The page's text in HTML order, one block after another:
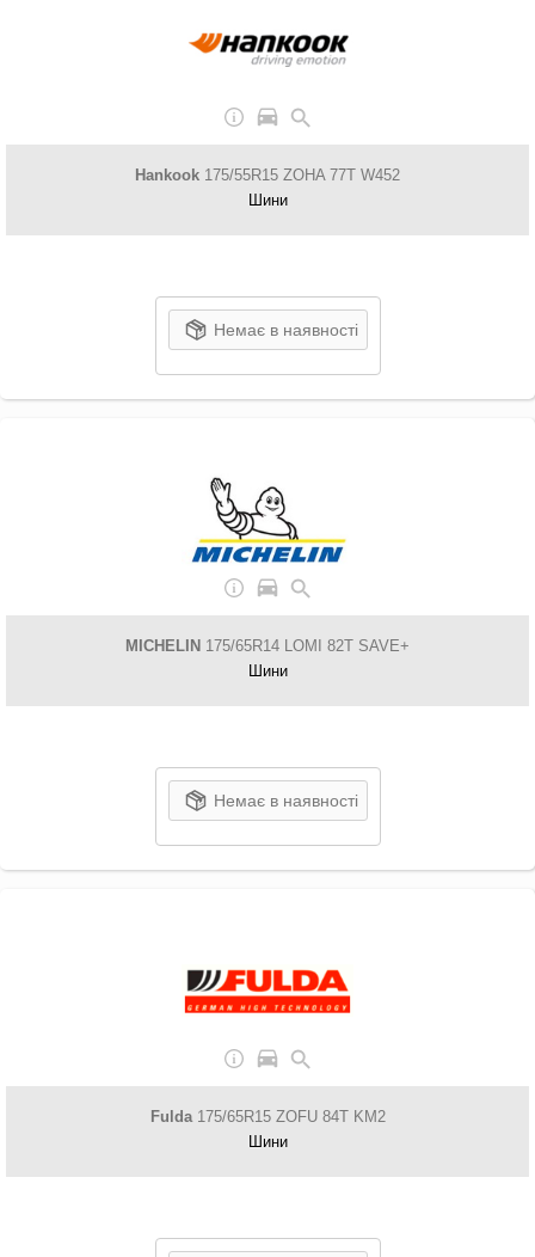
Hankook 175/55R15 ZOHA 77T W452
Шини
Немає в наявності
MICHELIN 175/65R14 LOMI 82T SAVE+
Шини
Немає в наявності
Fulda175/65R15 ZOFU 84T KM2
Шини